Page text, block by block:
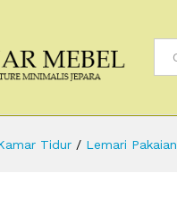
Tidur / Lemari Pakaian